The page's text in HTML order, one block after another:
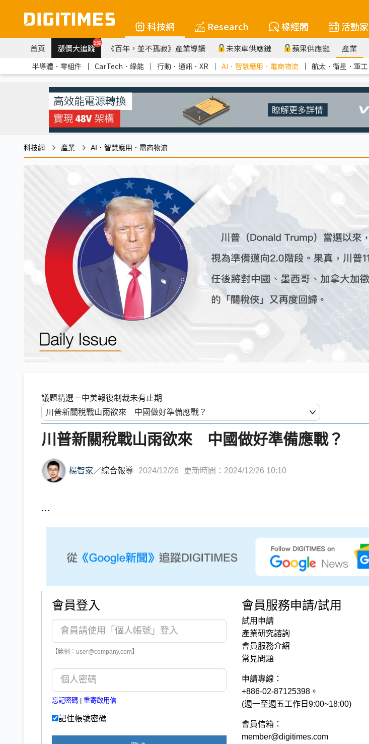
科技網 Research 椽經閣 活動家
首頁 漲價大追蹤259 《百年，並不孤寂》產業導讀 未來車供應鏈 蘋果供應鏈 產業
半導體．零組件 ｜ CarTech．綠能 ｜ 行動．通訊．XR ｜ AI．智慧應用．電商物流 ｜ 航太．衛星．軍工
科技網 產業 AI．智慧應用．電商物流
議題精選－中美報復制裁未有止期
川普新關稅戰山雨欲來 中國做好準備應戰？
楊智家 ／綜合報導 2024/12/26 更新時間：2024/12/26 10:10
...
會員登入
【範例：user@company.com】
忘記密碼 | 重寄啟用信
記住帳號密碼
會員服務申請/試用
試用申請
產業研究諮詢
會員服務介紹
常見問題
申請專線：
+886-02-87125398。
(週一至週五工作日9:00~18:00)
會員信箱：
member@digitimes.com